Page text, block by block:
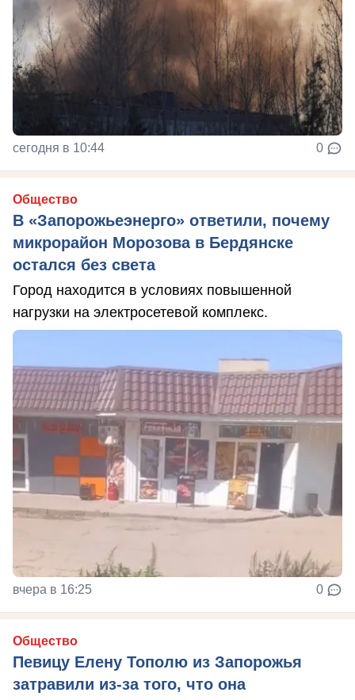
сегодня в 10:44 0
Общество
В «Запорожьеэнерго» ответили, почему
микрорайон Морозова в Бердянске
остался без света
Город находится в условиях повышенной
нагрузки на электросетевой комплекс.
вчера в 16:25 0
Общество
Певицу Елену Тополю из Запорожья
затравили из-за того, что она